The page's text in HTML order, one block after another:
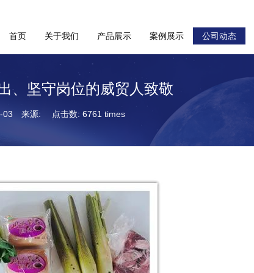
首页 关于我们 产品展示 案例展示 公司动态
、坚守岗位的威贸人致敬
03 来源: 点击数: 6761 times